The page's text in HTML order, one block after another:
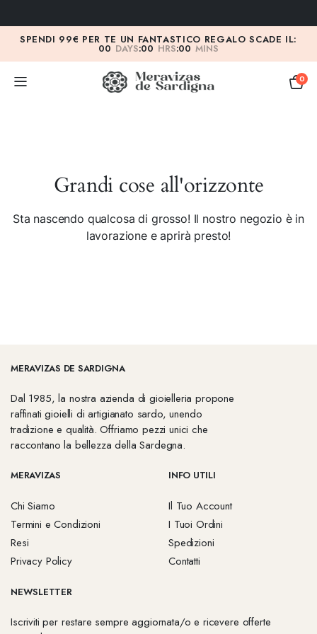
SPENDI 99€ PER TE UN FANTASTICO REGALO SCADE IL:
00 DAYS:00 HRS:00 MINS
0
Grandi cose all'orizzonte
Sta nascendo qualcosa di grosso! Il nostro negozio è in
lavorazione e aprirà presto!
MERAVIZAS DE SARDIGNA
Dal 1985, la nostra azienda di gioielleria propone
raffinati gioielli di artigianato sardo, unendo
tradizione e qualità. Offriamo pezzi unici che
raccontano la bellezza della Sardegna.
MERAVIZAS
Chi Siamo
Termini e Condizioni
Resi
Privacy Policy
INFO UTILI
Il Tuo Account
I Tuoi Ordini
Spedizioni
Contatti
NEWSLETTER
Iscriviti per restare sempre aggiornata/o e ricevere offerte